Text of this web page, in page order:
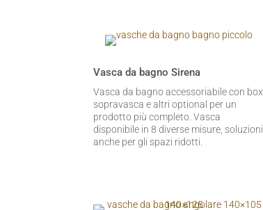
Vasca da bagno Sirena
Vasca da bagno accessoriabile con box
sopravasca e altri optional per un
prodotto più completo. Vasca
disponibile in 8 diverse misure, soluzioni
anche per gli spazi ridotti.